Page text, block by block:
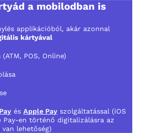
a mobilodban is
applikációból, akár azonnal
kártyával
POS, Online)
és Apple Pay szolgáltatással (iOS
Pay-en történő digitalizálásra az
van lehetőség)